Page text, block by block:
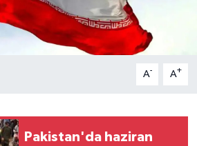
A- A+
Pakistan'da haziran